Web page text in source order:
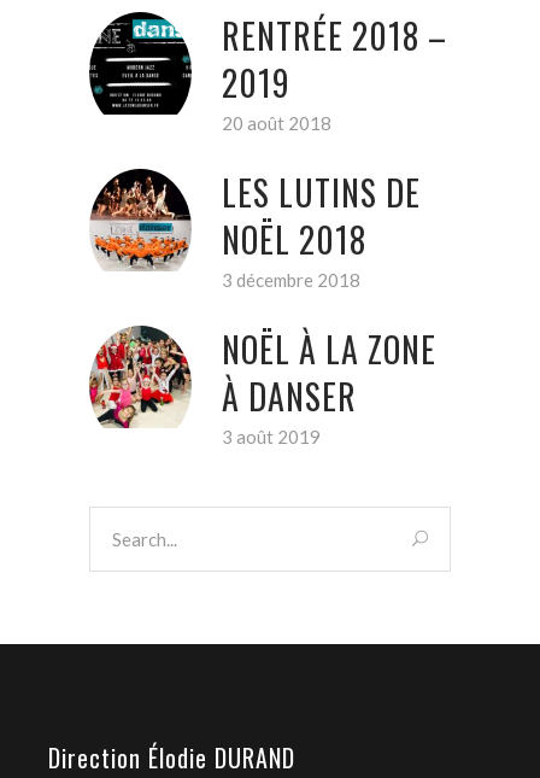
RENTRÉE 2018 –
2019
20 août 2018
LES LUTINS DE
NOËL 2018
3 décembre 2018
NOËL À LA ZONE
À DANSER
3 août 2019
Direction Élodie DURAND